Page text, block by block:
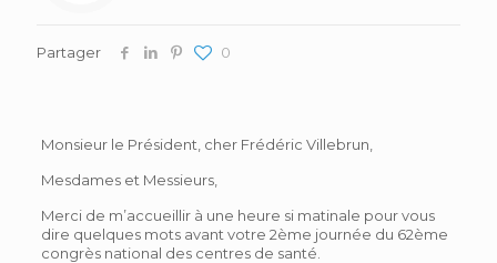
Partager 0
Monsieur le Président, cher Frédéric Villebrun,
Mesdames et Messieurs,
Merci de m’accueillir à une heure si matinale pour vous
dire quelques mots avant votre 2ème journée du 62ème
congrès national des centres de santé.